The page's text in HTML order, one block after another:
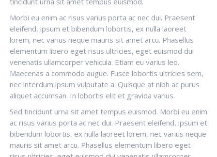
Morbi eu enim ac risus varius porta ac nec dui. Praesent
eleifend, ipsum et bibendum lobortis, ex nulla laoreet
lorem, nec varius neque mauris sit amet arcu. Phasellus
elementum libero eget risus ultricies, eget euismod dui
venenatis ullamcorper vehicula. Etiam eu varius leo.
Maecenas a commodo augue. Fusce lobortis ultricies sem,
nec interdum ipsum vulputate a. Quisque at nibh ac purus
aliquet accumsan. In lobortis elit et gravida varius.
Sed tincidunt urna sit amet tempus euismod. Morbi eu enim
ac risus varius porta ac nec dui. Praesent eleifend, ipsum et
bibendum lobortis, ex nulla laoreet lorem, nec varius neque
mauris sit amet arcu. Phasellus elementum libero eget